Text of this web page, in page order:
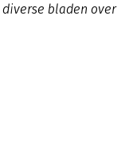
bladen over